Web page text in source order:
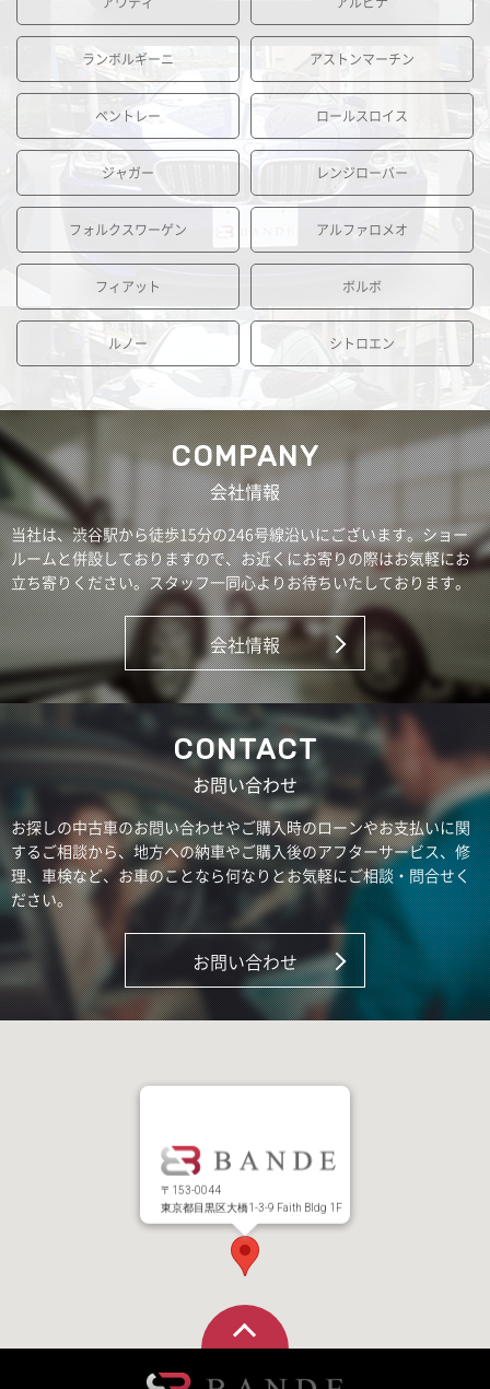
ランボルギーニ アストンマーチン
ベントレー ロールスロイス
ジャガー レンジローバー
フォルクスワーゲン アルファロメオ
フィアット ボルボ
ルノー シトロエン
COMPANY
会社情報
当社は、渋谷駅から徒歩15分の246号線沿いにございます。ショー
ルームと併設しておりますので、お近くにお寄りの際はお気軽にお
立ち寄りください。スタッフ一同心よりお待ちいたしております。
会社情報
CONTACT
お問い合わせ
お探しの中古車のお問い合わせやご購入時のローンやお支払いに関
するご相談から、地方への納車やご購入後のアフターサービス、修
理、車検など、お車のことなら何なりとお気軽にご相談・問合せく
ださい。
お問い合わせ
〒153-0044
東京都目黒区大橋1-3-9 Faith Bldg 1F